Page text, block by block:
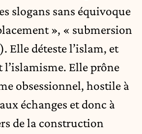
slogans sans équivoque
», « submersion
Elle déteste l’islam, et
l’islamisme. Elle prône
obsessionnel, hostile à
échanges et donc à
de la construction